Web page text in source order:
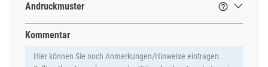

Andruckmuster
Kommentar